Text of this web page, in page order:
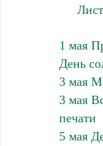
1 мая
День
3 мая
3 мая
печати
5 мая